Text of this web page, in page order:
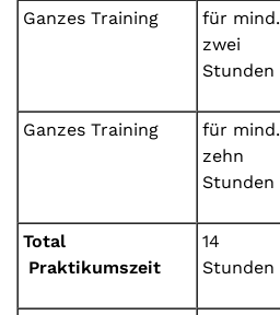
Ganzes Training
für mind.
zwei
Stunden
Ganzes Training
für mind.
zehn
Stunden
Total
Praktikumszeit
14
Stunden